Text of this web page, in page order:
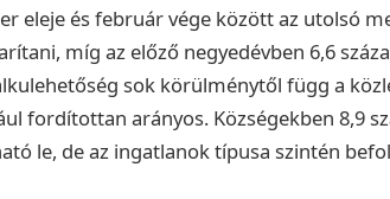
eleje és február vége között az utolsó
míg az előző negyedévben 6,6
sok körülménytől függ a
fordítottan arányos. Községekben 8,9
le, de az ingatlanok típusa szintén